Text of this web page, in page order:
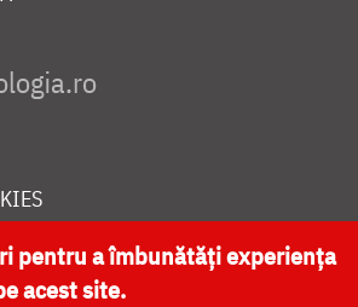
CATEDRALA NAȚIONALĂ
pentru a îmbunătăți experiența
acest site.